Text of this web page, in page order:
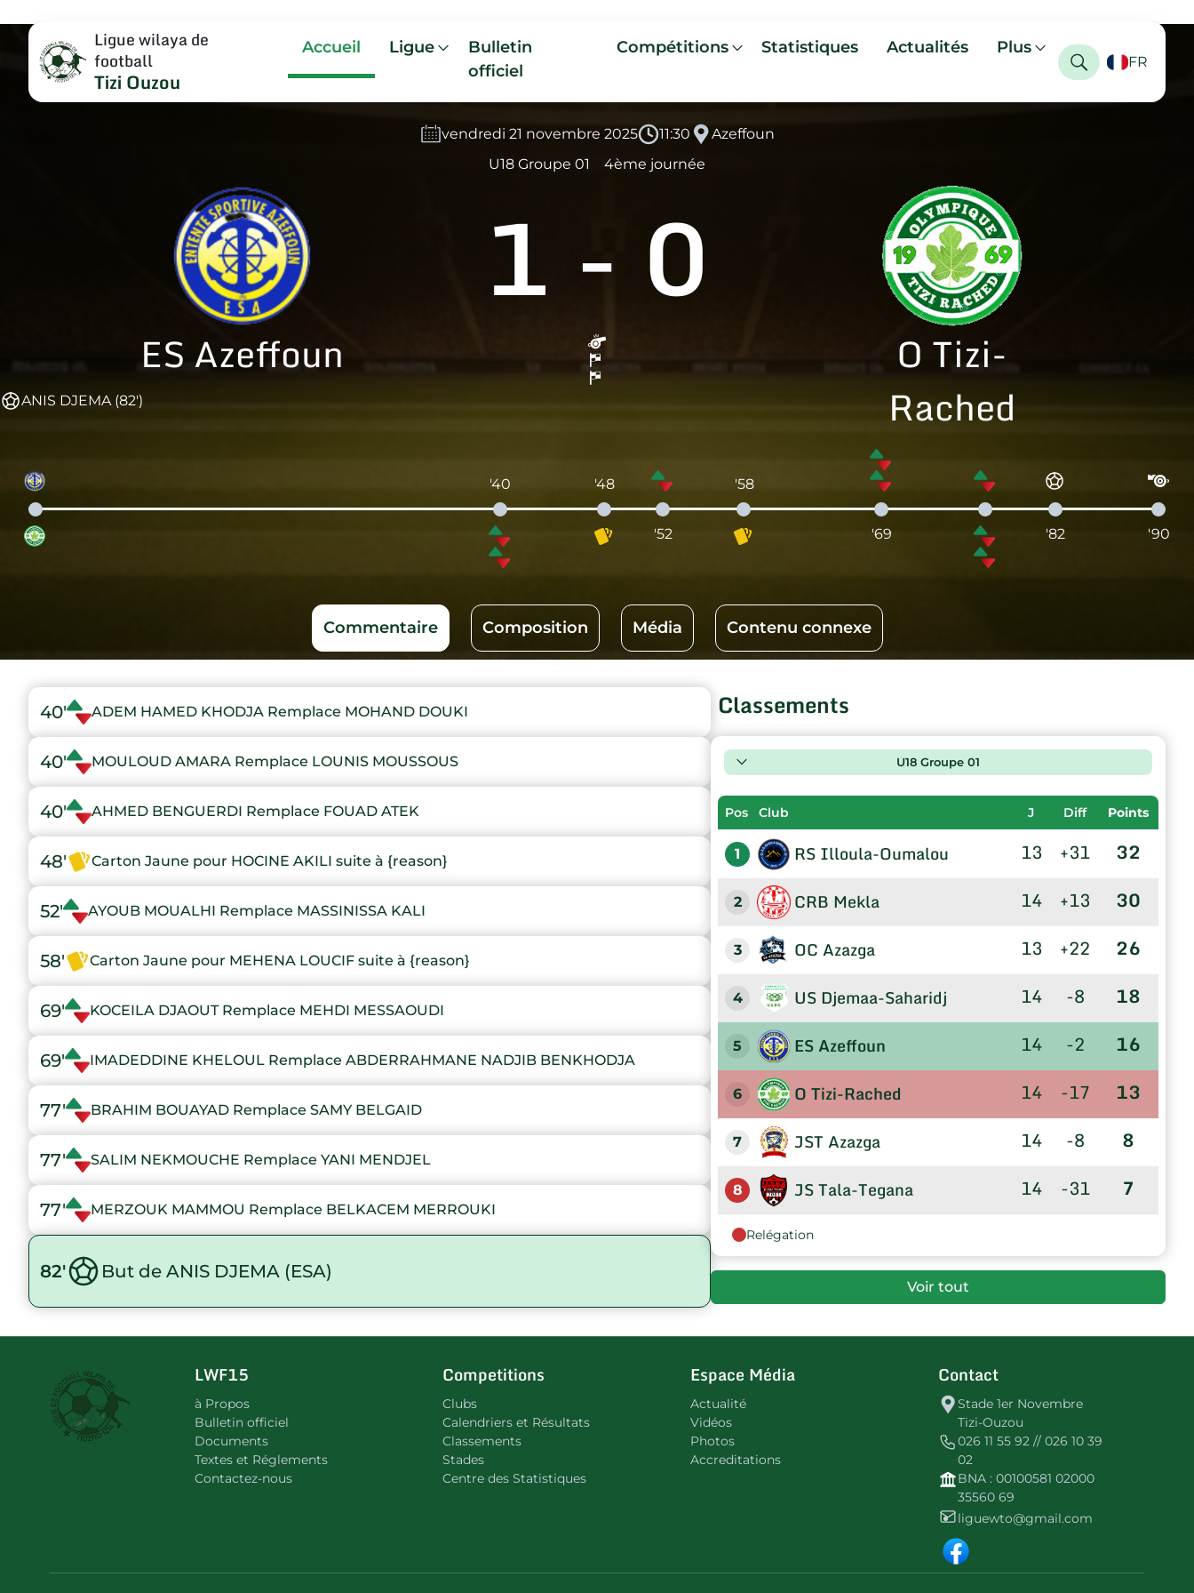
Ligue wilaya de
football
Tizi Ouzou
Accueil Ligue
Bulletin
officiel
Compétitions Statistiques Actualités Plus
FR
vendredi 21 novembre 2025 11:30
Azeffoun
U18 Groupe 01
4ème journée
ES Azeffoun
1 - 0
O Tizi-
Rached
ANIS DJEMA (82')
'40 '48
'52
'58
'69 '82 '90
Commentaire Composition Média Contenu connexe
40' ADEM HAMED KHODJA Remplace MOHAND DOUKI
40' MOULOUD AMARA Remplace LOUNIS MOUSSOUS
40' AHMED BENGUERDI Remplace FOUAD ATEK
48' Carton Jaune pour HOCINE AKILI suite à {reason}
52' AYOUB MOUALHI Remplace MASSINISSA KALI
58' Carton Jaune pour MEHENA LOUCIF suite à {reason}
69' KOCEILA DJAOUT Remplace MEHDI MESSAOUDI
69' IMADEDDINE KHELOUL Remplace ABDERRAHMANE NADJIB BENKHODJA
77' BRAHIM BOUAYAD Remplace SAMY BELGAID
77' SALIM NEKMOUCHE Remplace YANI MENDJEL
77' MERZOUK MAMMOU Remplace BELKACEM MERROUKI
82' But de ANIS DJEMA (ESA)
Classements
U18 Groupe 01
Pos Club J Diff Points
1 RS Illoula-Oumalou 13 +31 32
2 CRB Mekla 14 +13 30
3 OC Azazga 13 +22 26
4 US Djemaa-Saharidj 14 -8 18
5 ES Azeffoun 14 -2 16
6 O Tizi-Rached 14 -17 13
7 JST Azazga 14 -8 8
8 JS Tala-Tegana 14 -31 7
Relégation
Voir tout
LWF15
à Propos
Bulletin officiel
Documents
Textes et Réglements
Contactez-nous
Competitions
Clubs
Calendriers et Résultats
Classements
Stades
Centre des Statistiques
Espace Média
Actualité
Vidéos
Photos
Accreditations
Contact
Stade 1er Novembre
Tizi-Ouzou
026 11 55 92 // 026 10 39
02
BNA : 00100581 02000
35560 69
liguewto@gmail.com